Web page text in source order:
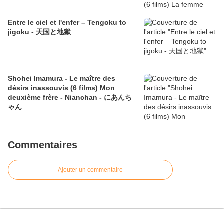
Entre le ciel et l'enfer – Tengoku to
jigoku - 天国と地獄
Shohei Imamura - Le maître des
désirs inassouvis (6 films) Mon
deuxième frère - Nianchan - にあんち
ゃん
Commentaires
Ajouter un commentaire